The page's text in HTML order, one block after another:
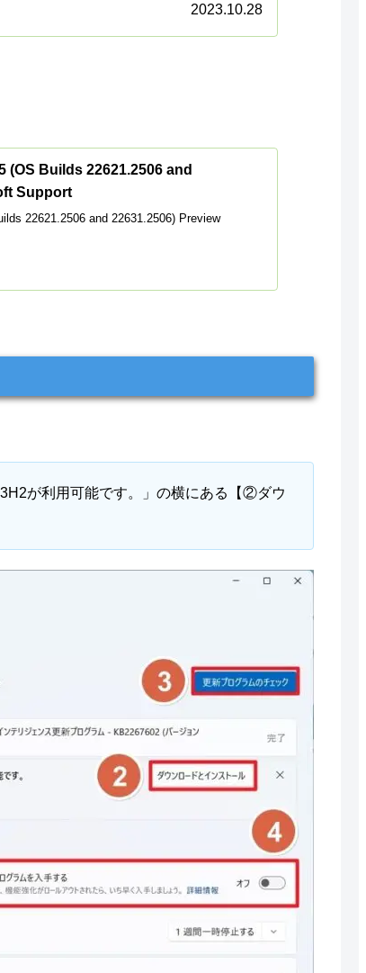
2023.10.28
Builds 22621.2506 and
Support
22621.2506 and 22631.2506) Preview
が利用可能です。」の横にある【②ダウ